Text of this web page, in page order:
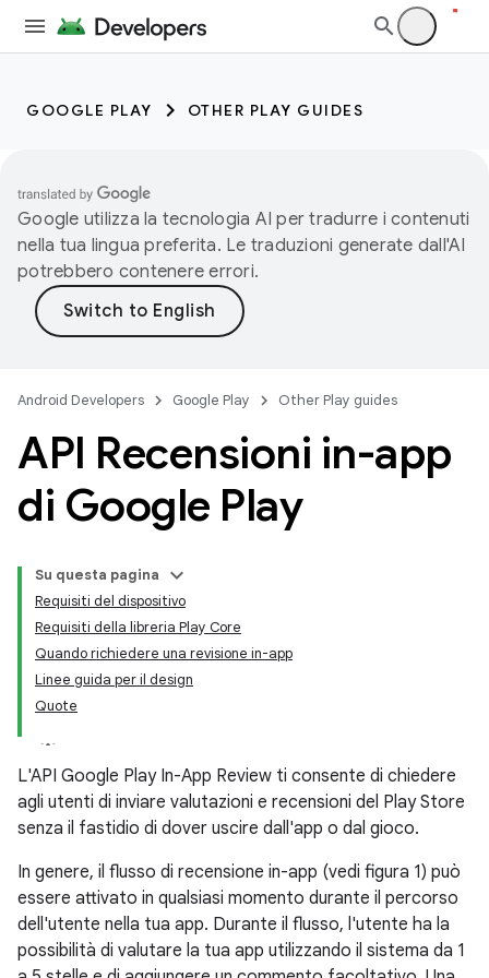
GOOGLE PLAY OTHER PLAY GUIDES
Google utilizza la tecnologia AI per tradurre i contenuti
nella tua lingua preferita. Le traduzioni generate dall'AI
potrebbero contenere errori.
Android Developers Google Play Other Play guides
API Recensioni in-app
di Google Play
Su questa pagina
Requisiti del dispositivo
Requisiti della libreria Play Core
Quando richiedere una revisione in-app
Linee guida per il design
Quote
L'API Google Play In-App Review ti consente di chiedere
agli utenti di inviare valutazioni e recensioni del Play Store
senza il fastidio di dover uscire dall'app o dal gioco.
In genere, il flusso di recensione in-app (vedi figura 1) può
essere attivato in qualsiasi momento durante il percorso
dell'utente nella tua app. Durante il flusso, l'utente ha la
possibilità di valutare la tua app utilizzando il sistema da 1